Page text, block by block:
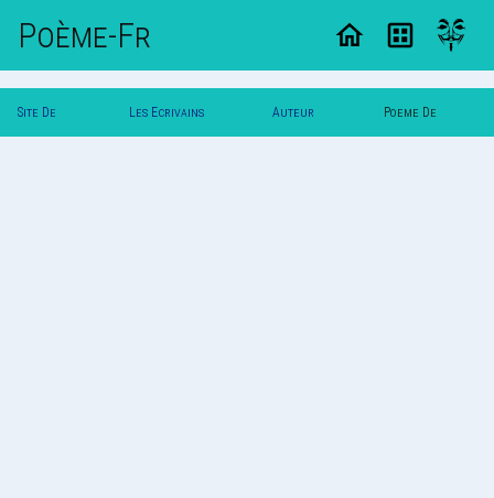
Poème-Fr
Site De Les Ecrivains Auteur Poeme De